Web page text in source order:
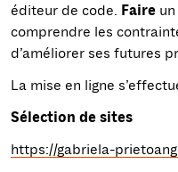
éditeur de code. Faire
comprendre les
d’améliorer ses futures
La mise en ligne
Sélection de sites
https://gabriela-